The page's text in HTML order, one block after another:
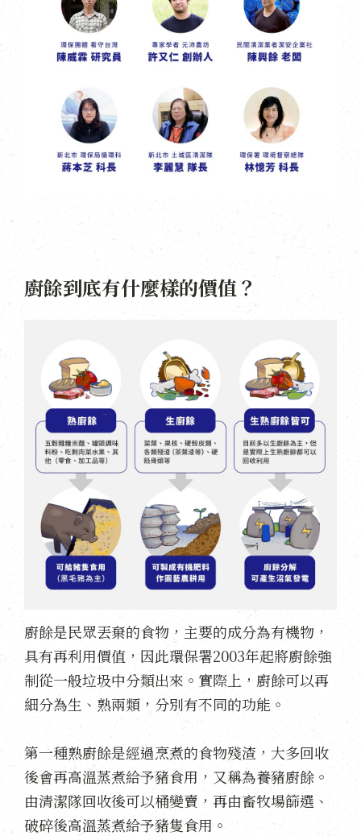
廚餘到底有什麼樣的價值？
廚餘是民眾丟棄的食物，主要的成分為有機物，
具有再利用價值，因此環保署2003年起將廚餘強
制從一般垃圾中分類出來。實際上，廚餘可以再
細分為生、熟兩類，分別有不同的功能。
第一種熟廚餘是經過烹煮的食物殘渣，大多回收
後會再高溫蒸煮給予豬食用，又稱為養豬廚餘。
由清潔隊回收後可以桶變賣，再由畜牧場篩選、
破碎後高溫蒸煮給予豬隻食用。